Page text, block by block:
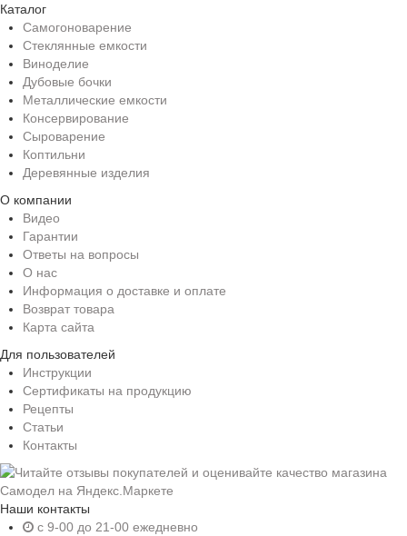
Каталог
Самогоноварение
Стеклянные емкости
Виноделие
Дубовые бочки
Металлические емкости
Консервирование
Сыроварение
Коптильни
Деревянные изделия
О компании
Видео
Гарантии
Ответы на вопросы
О нас
Информация о доставке и оплате
Возврат товара
Карта сайта
Для пользователей
Инструкции
Сертификаты на продукцию
Рецепты
Статьи
Контакты
Наши контакты
c 9-00 до 21-00 ежедневно